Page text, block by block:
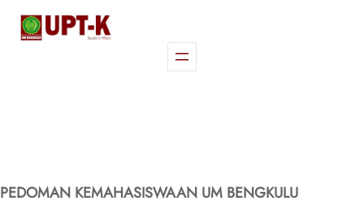
Skip
PEDOMAN KEMAHASISWAAN UM BENGKULU